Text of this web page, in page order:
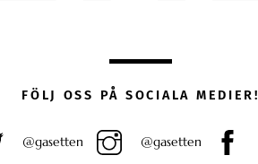
FÖLJ OSS PÅ SOCIALA MEDIER!
@gasetten @gasetten